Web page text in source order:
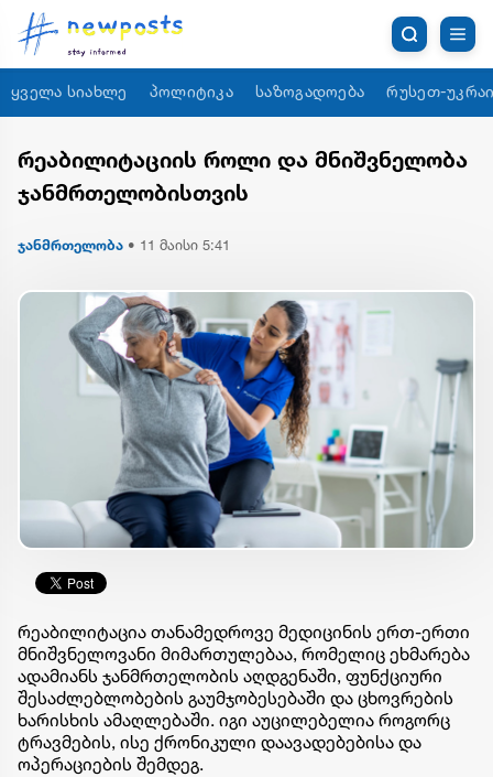
ყველა სიახლე პოლიტიკა საზოგადოება რუსეთ-
რეაბილიტაციის როლი და მნიშვნელობა
ჯანმრთელობისთვის
ჯანმრთელობა • 11 მაისი 5:41
რეაბილიტაცია თანამედროვე მედიცინის ერთ-ერთი
მნიშვნელოვანი მიმართულებაა, რომელიც ეხმარება
ადამიანს ჯანმრთელობის აღდგენაში, ფუნქციური
შესაძლებლობების გაუმჯობესებაში და ცხოვრების
ხარისხის ამაღლებაში. იგი აუცილებელია როგორც
ტრავმების, ისე ქრონიკული დაავადებებისა და
ოპერაციების შემდეგ.